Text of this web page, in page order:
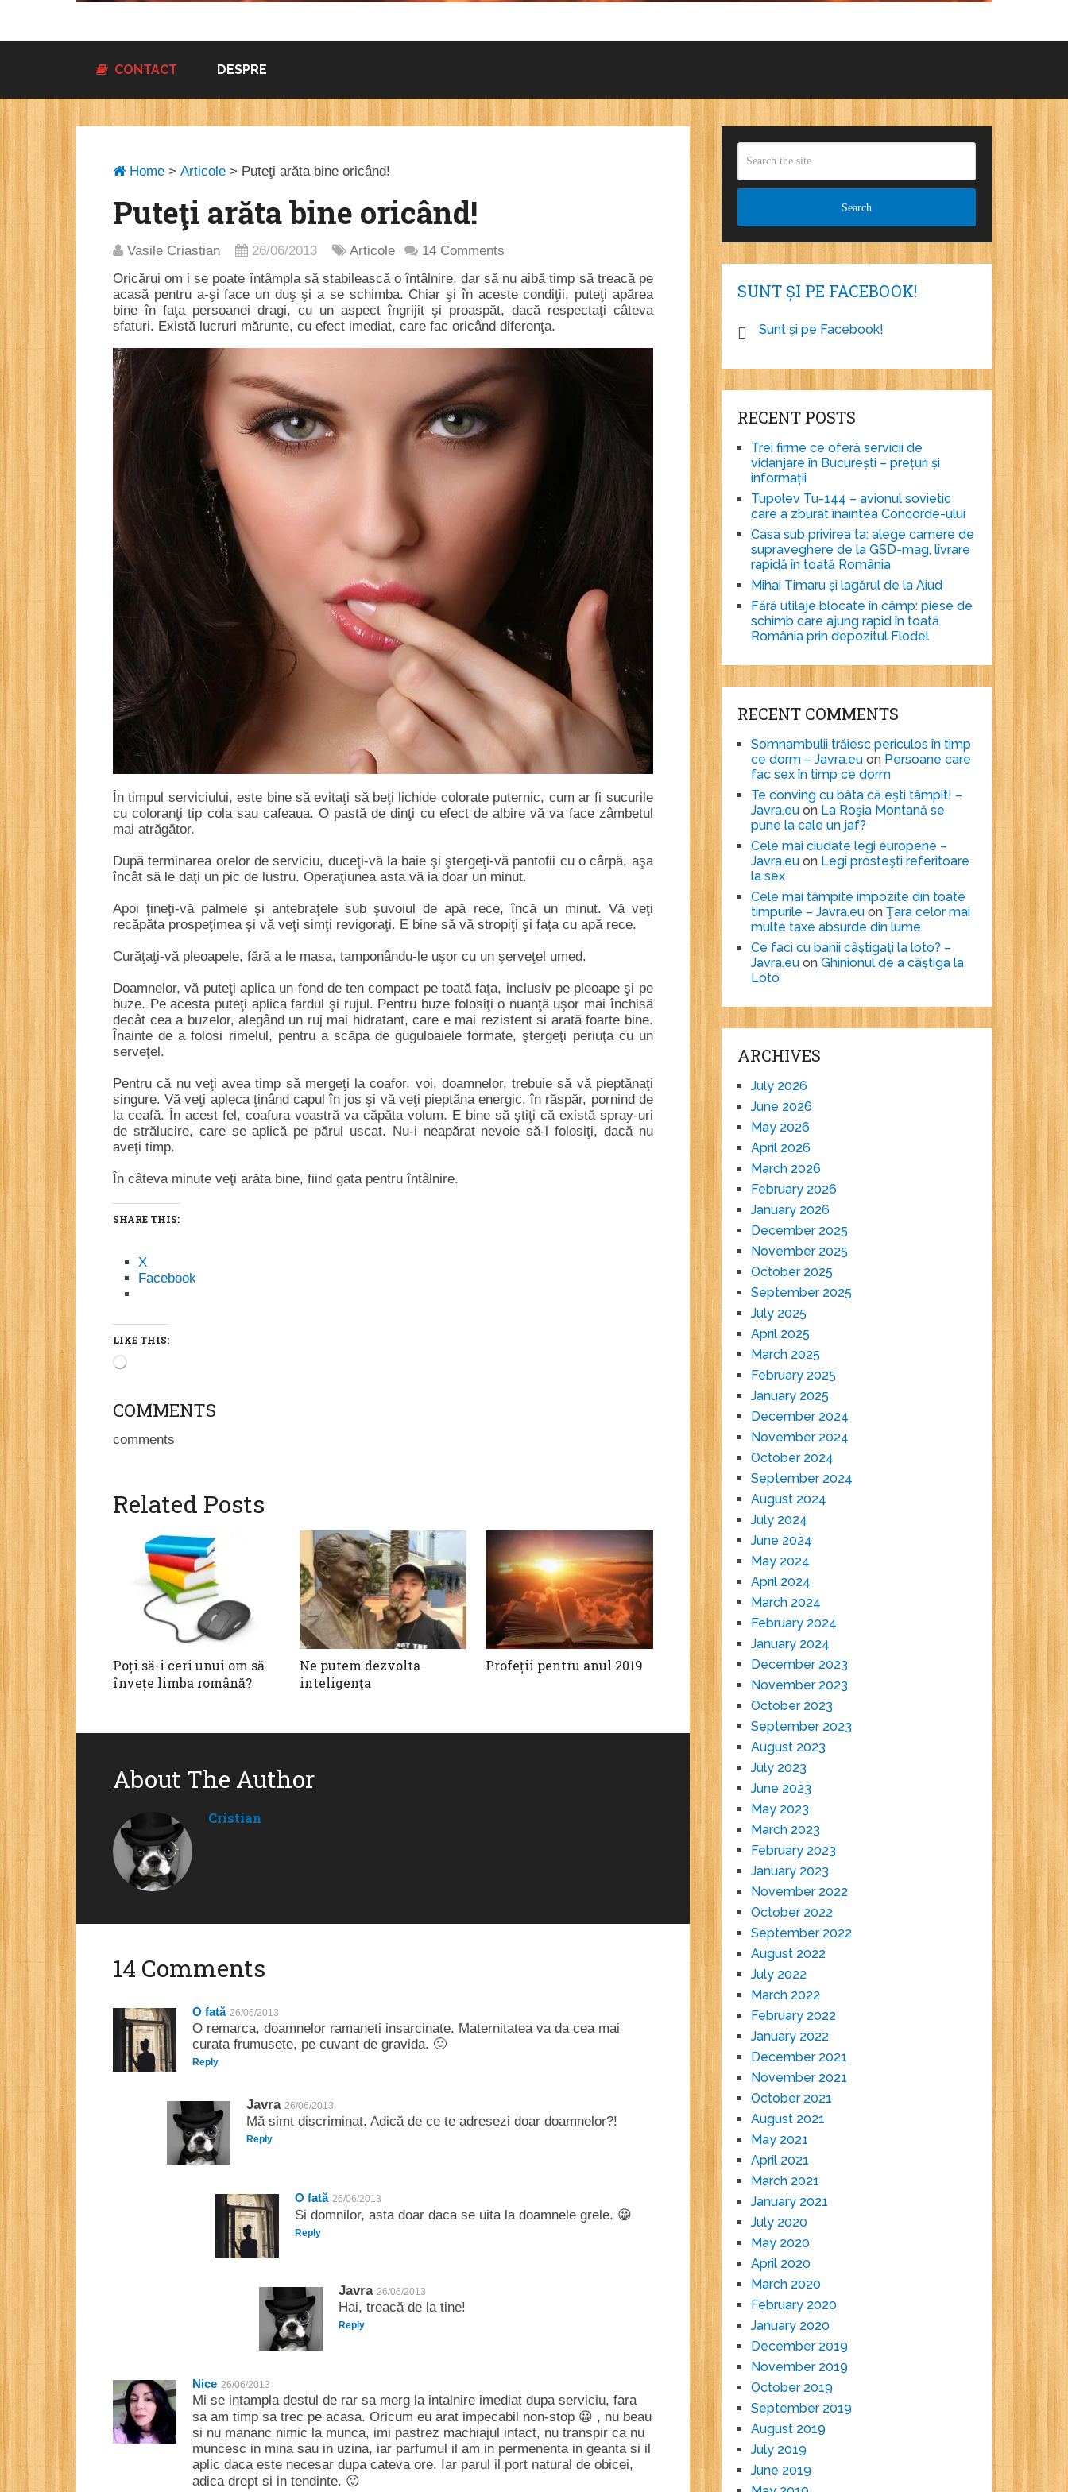
CONTACT DESPRE
Home >Articole > Puteţi arăta bine oricând!
Puteţi arăta bine oricând!
Vasile Criastian 26/06/2013 Articole
14 Comments
Oricărui om i se poate întâmpla să stabilească o întâlnire, dar să nu aibă timp să treacă pe
acasă pentru a-şi face un duş şi a se schimba. Chiar şi în aceste condiţii, puteţi apărea
bine în faţa persoanei dragi, cu un aspect îngrijit şi proaspăt, dacă respectaţi câteva
sfaturi. Există lucruri mărunte, cu efect imediat, care fac oricând diferenţa.
În timpul serviciului, este bine să evitaţi să beţi lichide colorate puternic, cum ar fi sucurile
cu coloranţi tip cola sau cafeaua. O pastă de dinţi cu efect de albire vă va face zâmbetul
mai atrăgător.
După terminarea orelor de serviciu, duceţi-vă la baie şi ştergeţi-vă pantofii cu o cârpă, aşa
încât să le daţi un pic de lustru. Operaţiunea asta vă ia doar un minut.
Apoi ţineţi-vă palmele şi antebraţele sub şuvoiul de apă rece, încă un minut. Vă veţi
recăpăta prospeţimea şi vă veţi simţi revigoraţi. E bine să vă stropiţi şi faţa cu apă rece.
Curăţaţi-vă pleoapele, fără a le masa, tamponându-le uşor cu un şerveţel umed.
Doamnelor, vă puteţi aplica un fond de ten compact pe toată faţa, inclusiv pe pleoape şi pe
buze. Pe acesta puteţi aplica fardul şi rujul. Pentru buze folosiţi o nuanţă uşor mai închisă
decât cea a buzelor, alegând un ruj mai hidratant, care e mai rezistent si arată foarte bine.
Înainte de a folosi rimelul, pentru a scăpa de guguloaiele formate, ştergeţi periuţa cu un
serveţel.
Pentru că nu veţi avea timp să mergeţi la coafor, voi, doamnelor, trebuie să vă pieptănaţi
singure. Vă veţi apleca ţinând capul în jos şi vă veţi pieptăna energic, în răspăr, pornind de
la ceafă. În acest fel, coafura voastră va căpăta volum. E bine să ştiţi că există spray-uri
de strălucire, care se aplică pe părul uscat. Nu-i neapărat nevoie să-l folosiţi, dacă nu
aveţi timp.
În câteva minute veţi arăta bine, fiind gata pentru întâlnire.
SHARE THIS:
X
Facebook
LIKE THIS:
Loading…
COMMENTS
comments
Related Posts
Poți să-i ceri unui om să
învețe limba română?
Ne putem dezvolta
inteligenţa
Profeții pentru anul 2019
About The Author
Cristian
14 Comments
O fată 26/06/2013
O remarca, doamnelor ramaneti insarcinate. Maternitatea va da cea mai
curata frumusete, pe cuvant de gravida. 🙂
Reply
Javra 26/06/2013
Mă simt discriminat. Adică de ce te adresezi doar doamnelor?!
Reply
O fată 26/06/2013
Si domnilor, asta doar daca se uita la doamnele grele. 😀
Reply
Javra 26/06/2013
Hai, treacă de la tine!
Reply
Nice 26/06/2013
Mi se intampla destul de rar sa merg la intalnire imediat dupa serviciu, fara
sa am timp sa trec pe acasa. Oricum eu arat impecabil non-stop 😀 , nu beau
si nu mananc nimic la munca, imi pastrez machiajul intact, nu transpir ca nu
muncesc in mina sau in uzina, iar parfumul il am in permenenta in geanta si il
aplic daca este necesar dupa cateva ore. Iar parul il port natural de obicei,
adica drept si in tendinte. 😛
SUNT ȘI PE FACEBOOK!
Sunt și pe Facebook!
RECENT POSTS
Trei firme ce oferă servicii de
vidanjare în București – prețuri și
informații
Tupolev Tu-144 – avionul sovietic
care a zburat înaintea Concorde-ului
Casa sub privirea ta: alege camere de
supraveghere de la GSD-mag, livrare
rapidă în toată România
Mihai Timaru și lagărul de la Aiud
Fără utilaje blocate în câmp: piese de
schimb care ajung rapid în toată
România prin depozitul Flodel
RECENT COMMENTS
Somnambulii trăiesc periculos în timp
ce dorm – Javra.eu on Persoane care
fac sex în timp ce dorm
Te conving cu bâta că eşti tâmpit! –
Javra.eu on La Roşia Montană se
pune la cale un jaf?
Cele mai ciudate legi europene –
Javra.eu on Legi prosteşti referitoare
la sex
Cele mai tâmpite impozite din toate
timpurile – Javra.eu onŢara celor mai
multe taxe absurde din lume
Ce faci cu banii câştigaţi la loto? –
Javra.eu onGhinionul de a câştiga la
Loto
ARCHIVES
July 2026
June 2026
May 2026
April 2026
March 2026
February 2026
January 2026
December 2025
November 2025
October 2025
September 2025
July 2025
April 2025
March 2025
February 2025
January 2025
December 2024
November 2024
October 2024
September 2024
August 2024
July 2024
June 2024
May 2024
April 2024
March 2024
February 2024
January 2024
December 2023
November 2023
October 2023
September 2023
August 2023
July 2023
June 2023
May 2023
March 2023
February 2023
January 2023
November 2022
October 2022
September 2022
August 2022
July 2022
March 2022
February 2022
January 2022
December 2021
November 2021
October 2021
August 2021
May 2021
April 2021
March 2021
January 2021
July 2020
May 2020
April 2020
March 2020
February 2020
January 2020
December 2019
November 2019
October 2019
September 2019
August 2019
July 2019
June 2019